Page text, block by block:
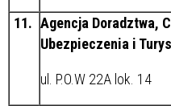
11. Agencja Doradztwa,
Ubezpieczenia i
ul. P.O.W 22A lok. 14